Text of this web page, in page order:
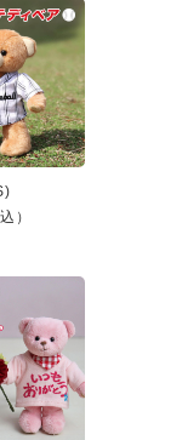
）